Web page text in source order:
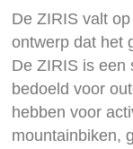
afbeeldingen-
gallerij
De ZIRIS valt
ontwerp dat het
De ZIRIS is een
bedoeld voor
hebben voor
mountainbiken,